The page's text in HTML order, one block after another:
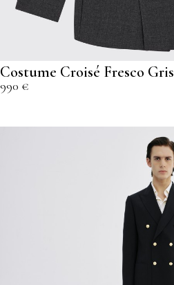
Costume Croisé Fresco Gris
990 €